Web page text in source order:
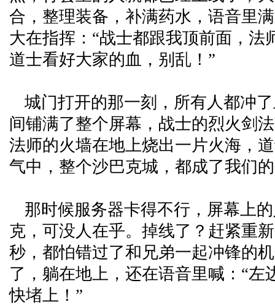
合，整理装备，补满药水，语音里
大在指挥：“战士都跟我顶前面，法
道士看好大家的血，别乱！”
城门打开的那一刻，所有人都冲
间铺满了整个屏幕，战士的烈火剑
法师的火墙在地上烧出一片火海，
气中，整个沙巴克城，都成了我们
那时候服务器卡得不行，屏幕上
克，可没人在乎。掉线了？赶紧重
秒，都怕错过了和兄弟一起冲锋的
了，躺在地上，还在语音里喊：“左
快堵上！”